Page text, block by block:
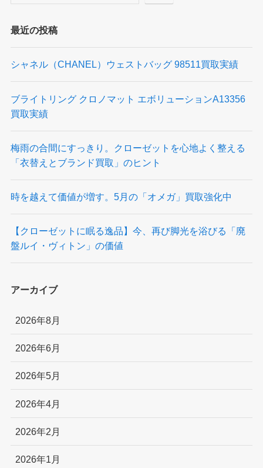
最近の投稿
シャネル（CHANEL）ウェストバッグ 98511買取実績
ブライトリング クロノマット エボリューションA13356
買取実績
梅雨の合間にすっきり。クローゼットを心地よく整える
「衣替えとブランド買取」のヒント
時を越えて価値が増す。5月の「オメガ」買取強化中
【クローゼットに眠る逸品】今、再び脚光を浴びる「廃
盤ルイ・ヴィトン」の価値
アーカイブ
2026年8月
2026年6月
2026年5月
2026年4月
2026年2月
2026年1月